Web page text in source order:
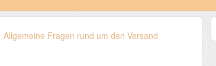
Allgemeine Fragen rund um den Versand